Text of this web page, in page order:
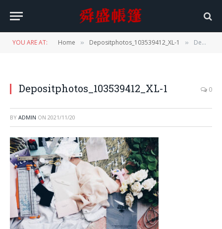
YOU ARE AT: Home » Depositphotos_103539412_XL-1 » Depositphotos_103539412_XL-1
Depositphotos_103539412_XL-1 0
BY ADMIN ON 2021/11/20